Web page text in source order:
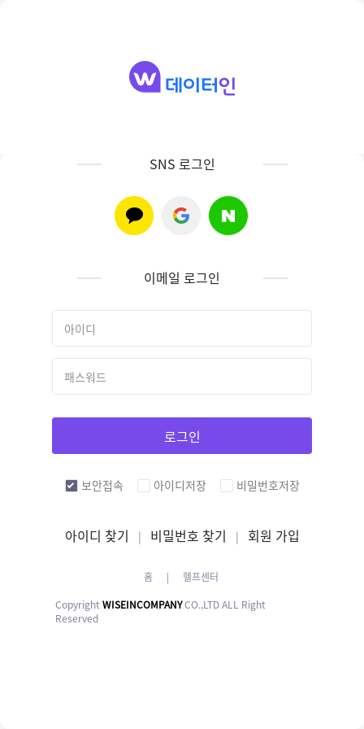
SNS 로그인
이메일 로그인
로그인
보안접속 아이디저장 비밀번호저장
아이디 찾기 | 비밀번호 찾기 | 회원 가입
홈 |
헬프센터
Copyright WISEINCOMPANYCO.,LTD ALL Right
Reserved